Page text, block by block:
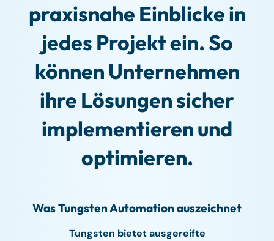
praxisnahe Einblicke in
jedes Projekt ein. So
können Unternehmen
ihre Lösungen sicher
implementieren und
optimieren.
Was Tungsten Automation auszeichnet
Tungsten bietet ausgereifte